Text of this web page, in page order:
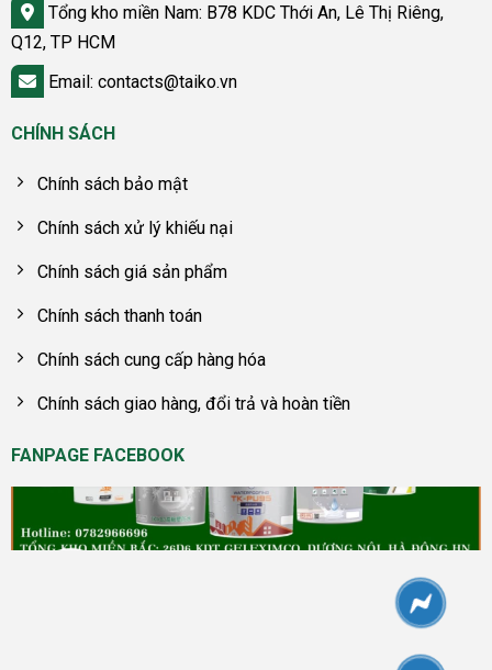
Tổng kho miền Nam: B78 KDC Thới An, Lê Thị Riêng,
Q12, TP HCM
Email: contacts@taiko.vn
CHÍNH SÁCH
Chính sách bảo mật
Chính sách xử lý khiếu nại
Chính sách giá sản phẩm
Chính sách thanh toán
Chính sách cung cấp hàng hóa
Chính sách giao hàng, đổi trả và hoàn tiền
FANPAGE FACEBOOK